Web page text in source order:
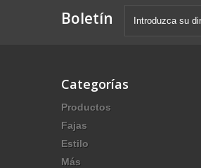
Boletín
Categorías
Productos
Fajas
Estilo
Más